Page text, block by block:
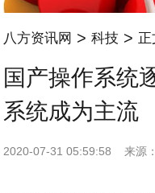
八方资讯网 > 科技 > 正
国产操作系统
系统成为主流
2020-07-31 05:59:58 来源：